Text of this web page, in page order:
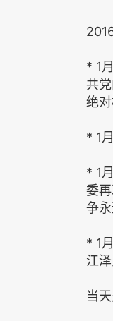
* 1
共
绝
* 1
* 1
委
争
* 1
江
当